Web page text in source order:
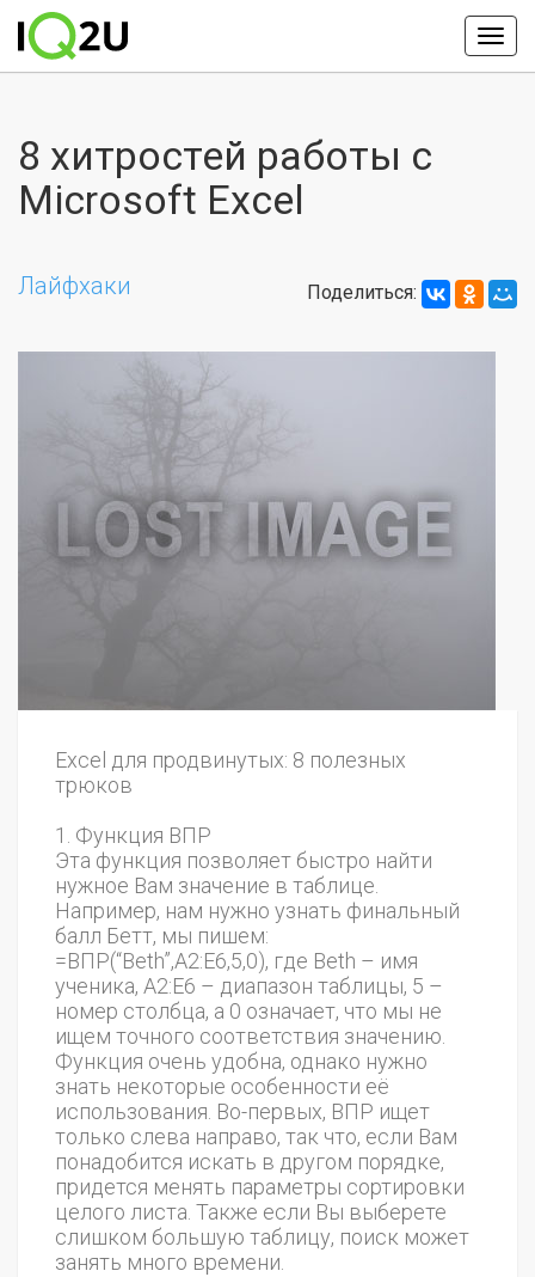
8 хитростей работы с
Microsoft Excel
Лайфхаки Поделиться:
Excel для продвинутых: 8 полезных
трюков
1. Функция ВПР
Эта функция позволяет быстро найти
нужное Вам значение в таблице.
Например, нам нужно узнать финальный
балл Бетт, мы пишем:
=ВПР(“Beth”,A2:E6,5,0), где Beth – имя
ученика, A2:E6 – диапазон таблицы, 5 –
номер столбца, а 0 означает, что мы не
ищем точного соответствия значению.
Функция очень удобна, однако нужно
знать некоторые особенности её
использования. Во-первых, ВПР ищет
только слева направо, так что, если Вам
понадобится искать в другом порядке,
придется менять параметры сортировки
целого листа. Также если Вы выберете
слишком большую таблицу, поиск может
занять много времени.